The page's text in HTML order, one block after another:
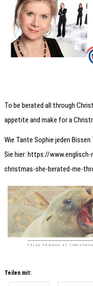
To be berated all through
appetite and make for a
Wie Tante Sophie jeden
Sie hier: https://
christmas-she-berated-me-
Teilen mit: